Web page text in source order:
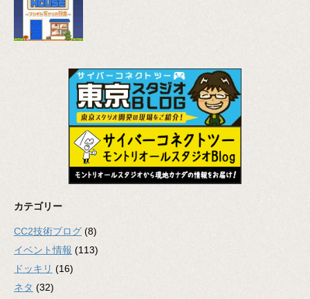
カテゴリー
CC2技術ブログ (8)
イベント情報 (113)
ドッキリ (16)
ネタ (32)